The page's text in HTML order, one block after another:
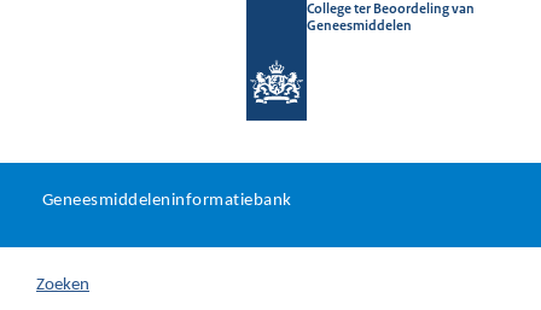
College ter Beoordeling van
Geneesmiddelen
U
hier:
Geneesmiddeleninformatiebank
Zoeken